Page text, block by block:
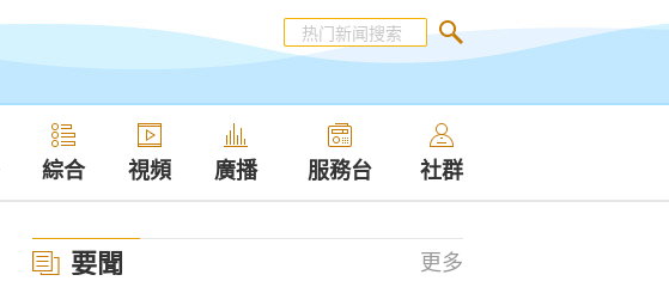
綜合 視頻 廣播 服務台 社群
要聞 更多